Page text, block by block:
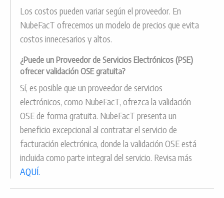
Los costos pueden variar según el proveedor. En
NubeFacT ofrecemos un modelo de precios que evita
costos innecesarios y altos.
¿Puede un Proveedor de Servicios Electrónicos (PSE)
ofrecer validación OSE gratuita?
Sí, es posible que un proveedor de servicios
electrónicos, como NubeFacT, ofrezca la validación
OSE de forma gratuita. NubeFacT presenta un
beneficio excepcional al contratar el servicio de
facturación electrónica, donde la validación OSE está
incluida como parte integral del servicio. Revisa más
AQUÍ.